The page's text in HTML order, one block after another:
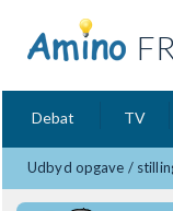
Debat TV
Udbyd opgave /